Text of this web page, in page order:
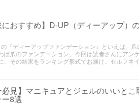
におすすめ】D-UP（ディーアップ）
『ディーアップファンデーション』といえば、
ば爪のファンデーション。今回は読者さんにアン
、その結果をランキング形式でお届け。セルフネ
必見】マニキュアとジェルのいいと
8選